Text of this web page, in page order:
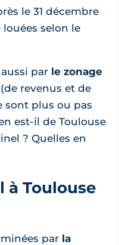
le 31 décembre
selon le
par le zonage
(de revenus et de
sont plus ou pas
est-il de Toulouse
? Quelles en
à Toulouse
par la